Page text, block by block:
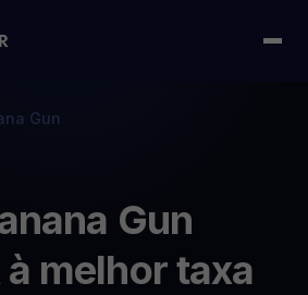
Gun
Gun
à melhor taxa